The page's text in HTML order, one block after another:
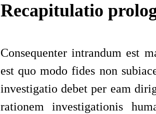
Recapitulatio
Consequenter intrandum est
est quo modo fides non
investigatio debet per eam
rationem investigationis